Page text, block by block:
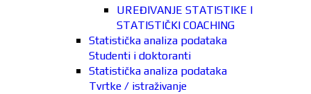
UREĐIVANJE STATISTIKE I
STATISTIČKI COACHING
Statistička analiza podataka
Studenti i doktoranti
Statistička analiza podataka
Tvrtke / istraživanje